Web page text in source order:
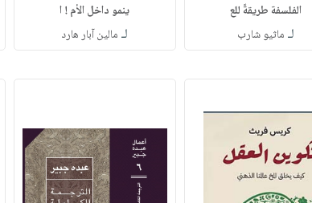
الفلسفة طريقةً للع
لـ ماثيو شارب
ينمو داخل الأم ! ا
لـ مالين آبار هارد